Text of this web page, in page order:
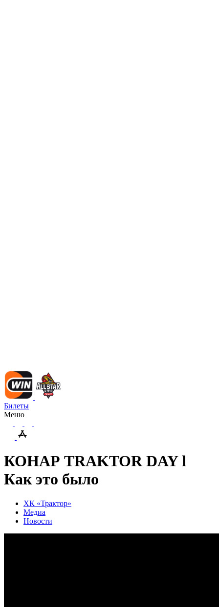
Билеты
Меню
КОНАР TRAKTOR DAY l
Как это было
ХК «Трактор»
Медиа
Новости